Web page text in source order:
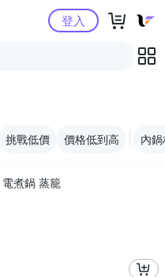
購物中心登入
挑戰低價 價格低到高 內
電煮鍋 蒸籠